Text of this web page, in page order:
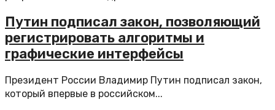
Путин подписал закон, позволяющий
регистрировать алгоритмы и
графические интерфейсы
Президент России Владимир Путин подписал закон,
который впервые в российском...